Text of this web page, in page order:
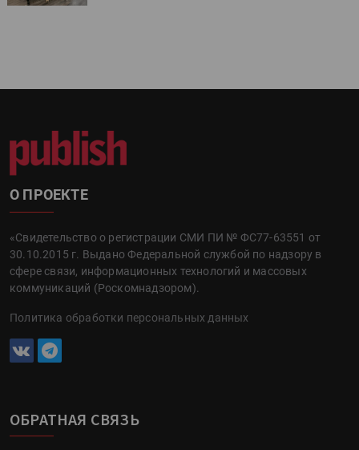
О ПРОЕКТЕ
«Свидетельство о регистрации СМИ ПИ № ФС77-63551 от
30.10.2015 г. Выдано Федеральной службой по надзору в
сфере связи, информационных технологий и массовых
коммуникаций (Роскомнадзором).
Политика обработки персональных данных
ОБРАТНАЯ СВЯЗЬ